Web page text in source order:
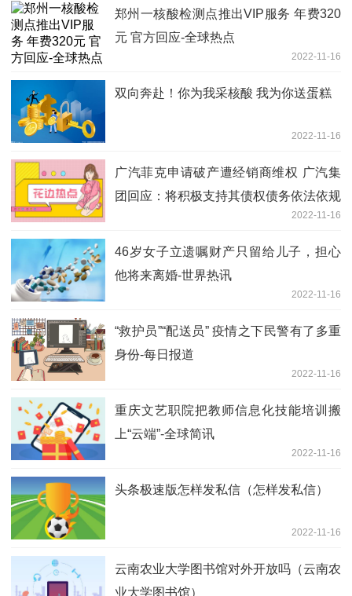
郑州一核酸检测点推出VIP服务 年费320
元 官方回应-全球热点
2022-11-16
双向奔赴！你为我采核酸 我为你送蛋糕
2022-11-16
广汽菲克申请破产遭经销商维权 广汽集
团回应：将积极支持其债权债务依法依规
2022-11-16
46岁女子立遗嘱财产只留给儿子，担心
他将来离婚-世界热讯
2022-11-16
“救护员”“配送员” 疫情之下民警有了多重
身份-每日报道
2022-11-16
重庆文艺职院把教师信息化技能培训搬
上“云端”-全球简讯
2022-11-16
头条极速版怎样发私信（怎样发私信）
2022-11-16
云南农业大学图书馆对外开放吗（云南农
业大学图书馆）